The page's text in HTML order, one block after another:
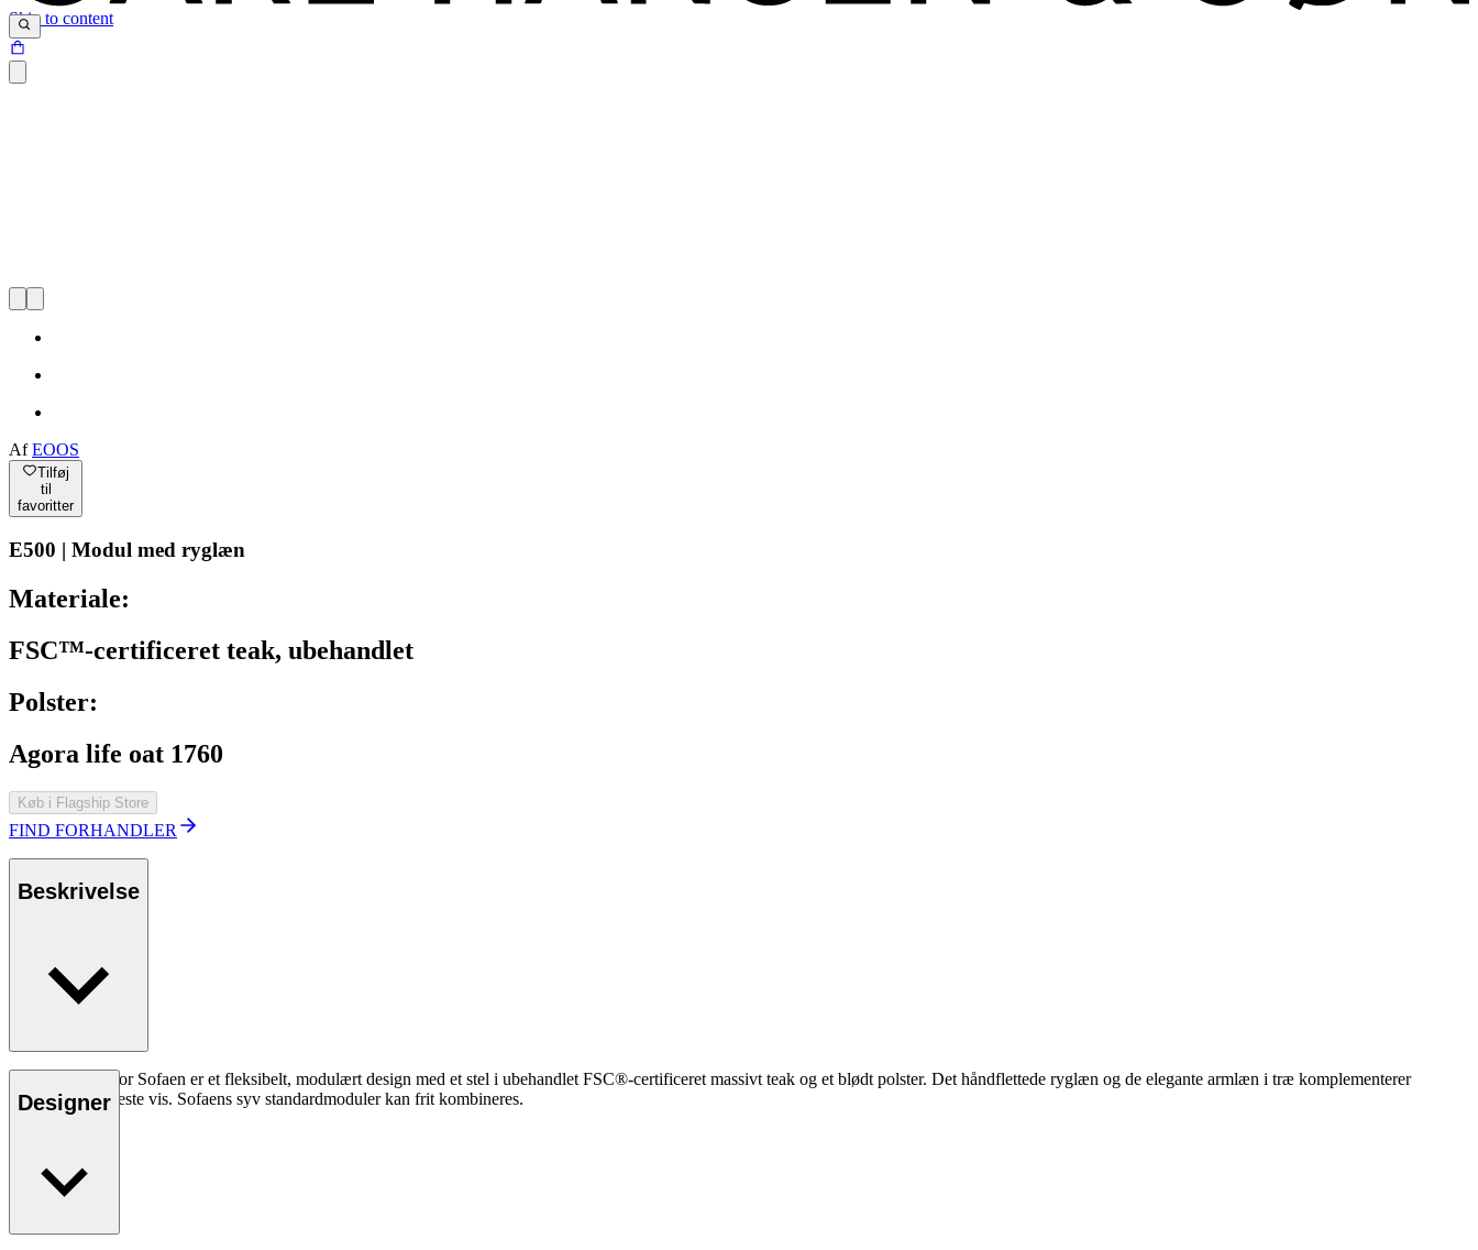
Skip to content
AfEOOS
Tilføj
til
favoritter
E500 | Modul med ryglæn
Materiale:
FSC™-certificeret teak, ubehandlet
Polster:
Agora life oat 1760
Køb i Flagship Store
FIND FORHANDLER
Beskrivelse
Embrace Outdoor Sofaen er et fleksibelt, modulært design med et stel i ubehandlet FSC®-certificeret massivt teak og et blødt polster. Det håndflettede ryglæn og de elegante armlæn i træ komplementerer
hynderne på fineste vis. Sofaens syv standardmoduler kan frit kombineres.
Designer